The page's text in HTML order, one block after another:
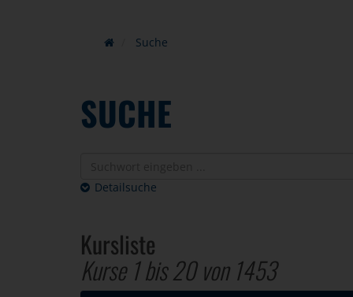
Suche
SUCHE
Detailsuche
Kursliste
Kurse 1 bis20von 1453